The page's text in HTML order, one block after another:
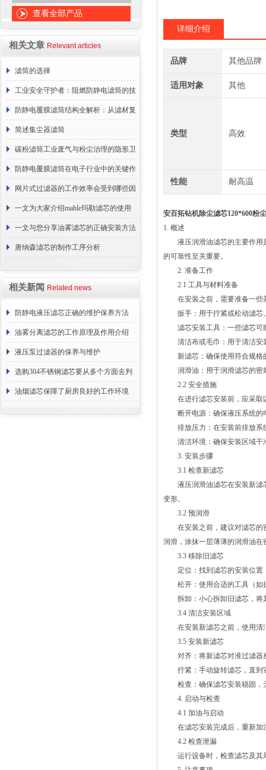
查看全部产品
相关文章 Relevant articles
滤筒的选择
工业安全守护者：阻燃防静电滤筒的技
术原理与应用解析
防静电覆膜滤筒结构全解析：从滤材复
合到整体成型
简述集尘器滤筒
碳粉滤筒工业废气与粉尘治理的隐形卫
士
防静电覆膜滤筒在电子行业中的关键作
用
网片式过滤器的工作效率会受到哪些因
素的影响？
一文为大家介绍mahle玛勒滤芯的使用
原理
一文与您分享油雾滤芯的正确安装方法
唐纳森滤芯的制作工序分析
相关新闻 Related news
防静电液压滤芯正确的维护保养方法
油雾分离滤芯的工作原理及作用介绍
液压泵过滤器的保养与维护
选购304不锈钢滤芯要从多个方面去判
断
油烟滤芯保障了厨房良好的工作环境
详细介绍
品牌 其他品牌
适用对象 其他
类型 高效
性能 耐高温
安百拓钻机除尘滤芯120*600粉
1. 概述
液压润滑油滤芯的主要作用是
的可靠性至关重要。
2. 准备工作
2.1 工具与材料准备
在安装之前，需要准备一些
扳手：用于拧紧或松动滤芯
滤芯安装工具：一些滤芯可
清洁布或毛巾：用于清洁安
新滤芯：确保使用符合规格
润滑油：用于润滑滤芯的密
2.2 安全措施
在进行滤芯安装前，应采取
断开电源：确保液压系统的
排放压力：在安装前排放系
清洁环境：确保安装区域干
3. 安装步骤
3.1 检查新滤芯
液压润滑油滤芯在安装新滤芯
变形。
3.2 预润滑
在安装之前，建议对滤芯的密
润滑，涂抹一层薄薄的润滑油在
3.3 移除旧滤芯
定位：找到滤芯的安装位置
松开：使用合适的工具（如
拆卸：小心拆卸旧滤芯，将
3.4 清洁安装区域
在安装新滤芯之前，使用清洁
3.5 安装新滤芯
对齐：将新滤芯对准过滤器
拧紧：手动旋转滤芯，直到
检查：确保滤芯安装稳固，
4. 启动与检查
4.1 加油与启动
在滤芯安装完成后，重新加注
4.2 检查泄漏
运行设备时，检查滤芯及其